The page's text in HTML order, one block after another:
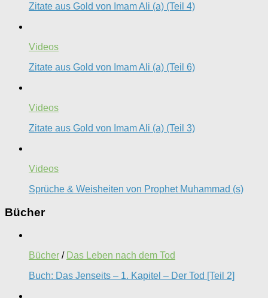
Zitate aus Gold von Imam Ali (a) (Teil 4)
Videos
Zitate aus Gold von Imam Ali (a) (Teil 6)
Videos
Zitate aus Gold von Imam Ali (a) (Teil 3)
Videos
Sprüche & Weisheiten von Prophet Muhammad (s)
Bücher
Bücher / Das Leben nach dem Tod
Buch: Das Jenseits – 1. Kapitel – Der Tod [Teil 2]